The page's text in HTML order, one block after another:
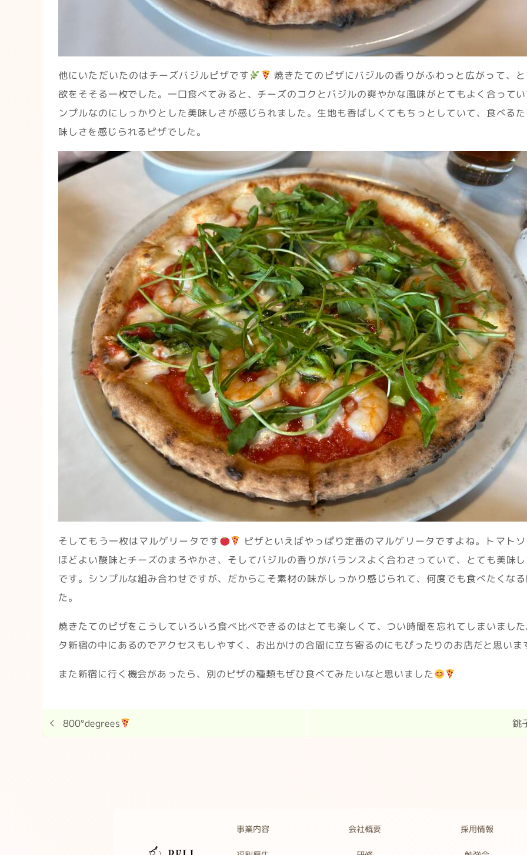
他にいただいたのはチーズバジルピザです 焼きたてのピザにバジルの香りがふわっと広がって、
欲をそそる一枚でした。一口食べてみると、チーズのコクとバジルの爽やかな風味がとてもよく合って
ンプルなのにしっかりとした美味しさが感じられました。生地も香ばしくてもちっとしていて、食べる
味しさを感じられるピザでした。
そしてもう一枚はマルゲリータです ピザといえばやっぱり定番のマルゲリータですよね。トマト
ほどよい酸味とチーズのまろやかさ、そしてバジルの香りがバランスよく合わさっていて、とても美味
です。シンプルな組み合わせですが、だからこそ素材の味がしっかり感じられて、何度でも食べたくな
た。
焼きたてのピザをこうしていろいろ食べ比べできるのはとても楽しくて、つい時間を忘れてしまいまし
タ新宿の中にあるのでアクセスもしやすく、お出かけの合間に立ち寄るのにもぴったりのお店だと思いま
また新宿に行く機会があったら、別のピザの種類もぜひ食べてみたいなと思いました
800°degrees 銚
事業内容 会社概要 採用情報